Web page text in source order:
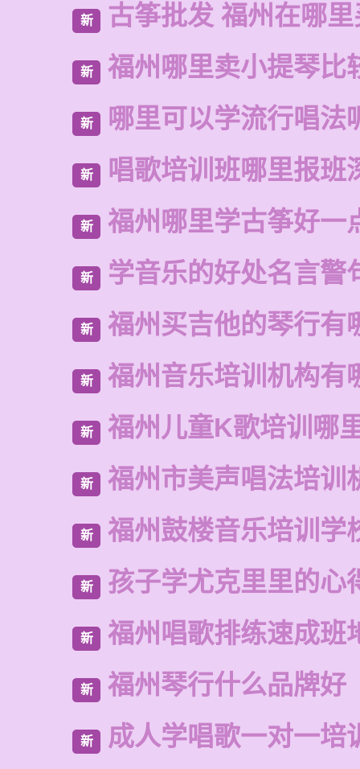
新 古筝批发 福州在哪
新 福州哪里卖小提琴比
新 哪里可以学流行唱法
新 唱歌培训班哪里报班
新 福州哪里学古筝好一
新 学音乐的好处名言警
新 福州买吉他的琴行有
新 福州音乐培训机构有
新 福州儿童K歌培训哪
新 福州市美声唱法培训
新 福州鼓楼音乐培训学
新 孩子学尤克里里的心
新 福州唱歌排练速成班
新 福州琴行什么品牌好
新 成人学唱歌一对一培